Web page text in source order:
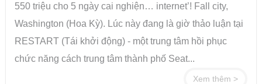
550 triệu cho 5 ngày cai nghiện… internet’! Fall city,
Washington (Hoa Kỳ). Lúc này đang là giờ thảo luận tại
RESTART (Tái khởi động) - một trung tâm hồi phục
chức năng cách trung tâm thành phố Seat...
Xem thêm >